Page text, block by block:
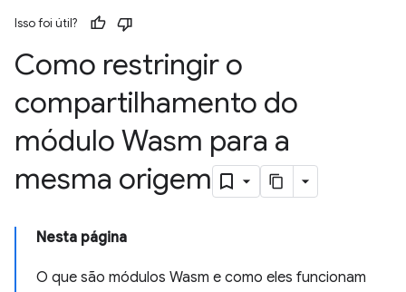
Isso foi útil?
Como restringir o
compartilhamento do
módulo Wasm para a
mesma origem
Nesta página
O que são módulos Wasm e como eles funcionam